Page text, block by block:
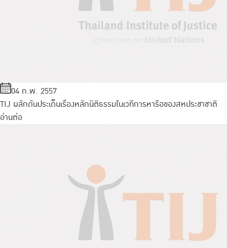
04 ก.พ. 2557
TIJ ผลักดันประเด็นเรื่องหลักนิติธรรมในเวทีการหารือของสหประชาชาติ
อ่านต่อ